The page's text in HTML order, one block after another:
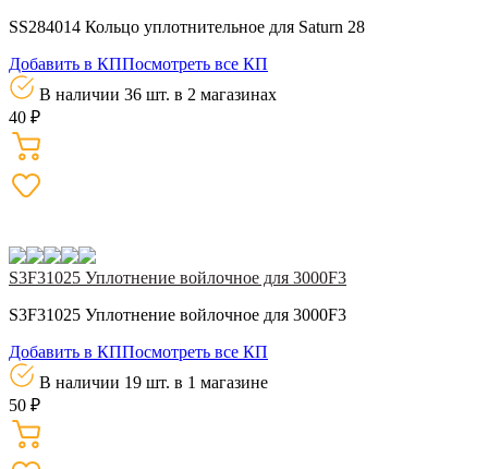
SS284014 Кольцо уплотнительное для Saturn 28
Добавить в КППосмотреть все КП
В наличии 36 шт. в 2 магазинах
40 ₽
S3F31025 Уплотнение войлочное для 3000F3
S3F31025 Уплотнение войлочное для 3000F3
Добавить в КППосмотреть все КП
В наличии 19 шт. в 1 магазине
50 ₽